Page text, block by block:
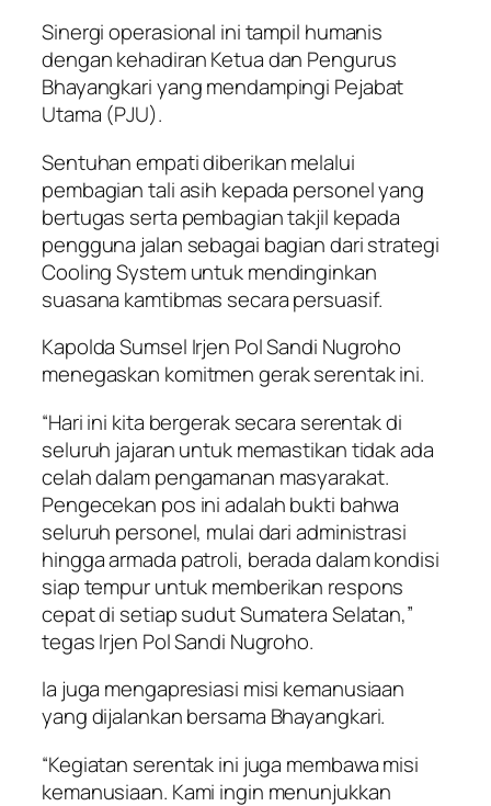
Sinergi operasional ini tampil humanis
dengan kehadiran Ketua dan Pengurus
Bhayangkari yang mendampingi Pejabat
Utama (PJU).
Sentuhan empati diberikan melalui
pembagian tali asih kepada personel yang
bertugas serta pembagian takjil kepada
pengguna jalan sebagai bagian dari strategi
Cooling System untuk mendinginkan
suasana kamtibmas secara persuasif.
Kapolda Sumsel Irjen Pol Sandi Nugroho
menegaskan komitmen gerak serentak ini.
“Hari ini kita bergerak secara serentak di
seluruh jajaran untuk memastikan tidak ada
celah dalam pengamanan masyarakat.
Pengecekan pos ini adalah bukti bahwa
seluruh personel, mulai dari administrasi
hingga armada patroli, berada dalam kondisi
siap tempur untuk memberikan respons
cepat di setiap sudut Sumatera Selatan,”
tegas Irjen Pol Sandi Nugroho.
Ia juga mengapresiasi misi kemanusiaan
yang dijalankan bersama Bhayangkari.
“Kegiatan serentak ini juga membawa misi
kemanusiaan. Kami ingin menunjukkan